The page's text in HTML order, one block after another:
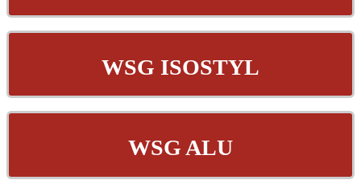
WSG ISOSTYL
WSG ALU